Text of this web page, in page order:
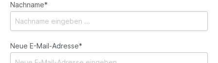
Nachname*
Neue E-Mail-Adresse*